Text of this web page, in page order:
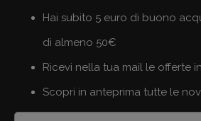
Hai subito 5 euro di buono
di almeno 50€
Ricevi nella tua mail le offerte
Scopri in anteprima tutte le